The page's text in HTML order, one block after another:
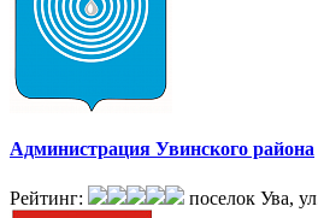
Администрация Увинского района
Рейтинг: поселок Ува,